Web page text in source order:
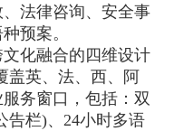
法律咨询、安全事
预案。
化融合的四维设计
英、法、西、阿
务窗口，包括：双
告栏)、24小时多语